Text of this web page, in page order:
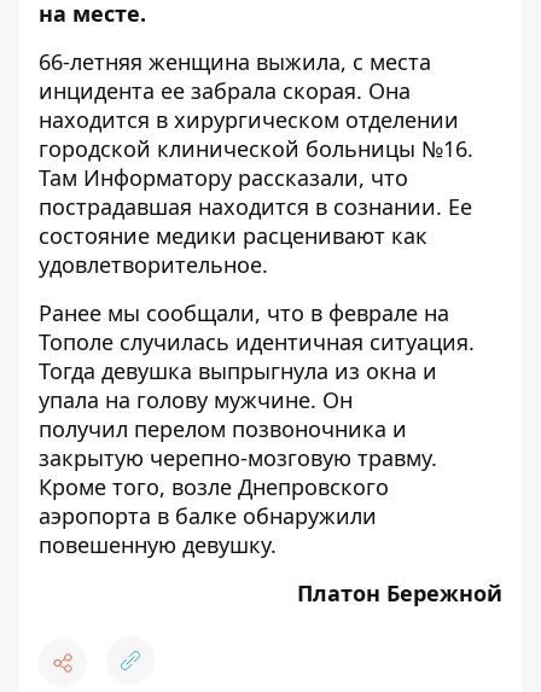
на месте.
66-летняя женщина выжила, с места
инцидента ее забрала скорая. Она
находится в хирургическом отделении
городской клинической больницы №16.
Там Информатору рассказали, что
пострадавшая находится в сознании. Ее
состояние медики расценивают как
удовлетворительное.
Ранее мы сообщали, что в феврале на
Тополе случилась идентичная ситуация.
Тогда девушка выпрыгнула из окна и
упала на голову мужчине. Он
получил перелом позвоночника и
закрытую черепно-мозговую травму.
Кроме того, возле Днепровского
аэропорта в балке обнаружили
повешенную девушку.
Платон Бережной